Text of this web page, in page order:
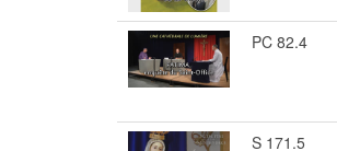
PC 82.4
S 171.5